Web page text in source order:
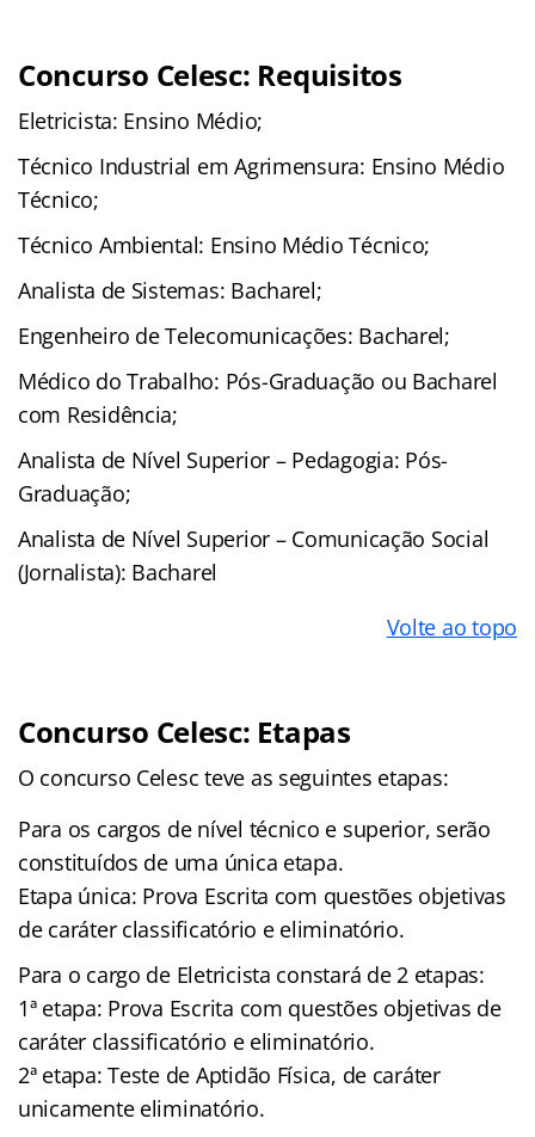
Concurso Celesc: Requisitos
Eletricista: Ensino Médio;
Técnico Industrial em Agrimensura: Ensino Médio
Técnico;
Técnico Ambiental: Ensino Médio Técnico;
Analista de Sistemas: Bacharel;
Engenheiro de Telecomunicações: Bacharel;
Médico do Trabalho: Pós-Graduação ou Bacharel
com Residência;
Analista de Nível Superior – Pedagogia: Pós-
Graduação;
Analista de Nível Superior – Comunicação Social
(Jornalista): Bacharel
Volte ao topo
Concurso Celesc: Etapas
O concurso Celesc teve as seguintes etapas:
Para os cargos de nível técnico e superior, serão
constituídos de uma única etapa.
Etapa única: Prova Escrita com questões objetivas
de caráter classificatório e eliminatório.
Para o cargo de Eletricista constará de 2 etapas:
1ª etapa: Prova Escrita com questões objetivas de
caráter classificatório e eliminatório.
2ª etapa: Teste de Aptidão Física, de caráter
unicamente eliminatório.